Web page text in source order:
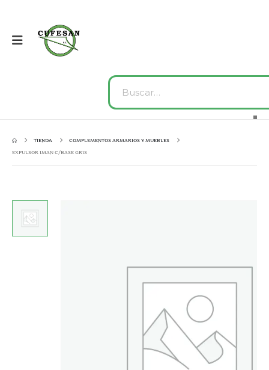
TIENDA
COMPLEMENTOS ARMARIOS Y MUEBLES
EXPULSOR IMAN C/BASE GRIS